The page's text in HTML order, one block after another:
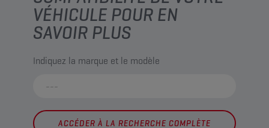
VÉHICULE POUR EN
SAVOIR PLUS
Indiquez la marque et le modèle
ACCÉDER À LA RECHERCHE COMPLÈTE